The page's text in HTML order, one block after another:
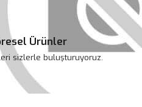
Ürünler
sizlerle buluşturuyoruz.